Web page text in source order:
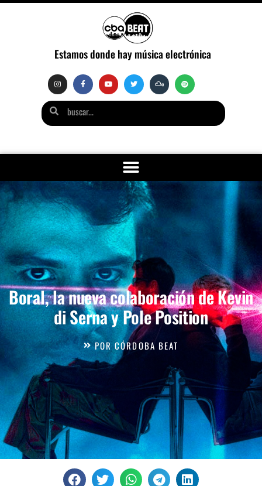
Estamos donde hay música electrónica
Boral, la nueva colaboración de Kevin
di Serna y Pole Position
POR CÓRDOBA BEAT